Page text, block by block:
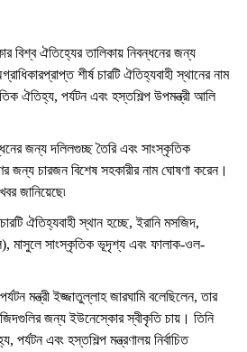
বিশ্ব ঐতিহ্যের তালিকায় নিবন্ধনের জন্য
শীর্ষ চারটি ঐতিহ্যবাহী স্থানের নাম
ঐতিহ্য, পর্যটন এবং হস্তশিল্প উপমন্ত্রী আলি
জন্য দলিলগুচ্ছ তৈরি এবং সাংস্কৃতিক
জন্য চারজন বিশেষ সহকারীর নাম ঘোষণা করেন।
জানিয়েছে৷
ঐতিহ্যবাহী স্থান হচ্ছে, ইরানি মসজিদ,
মাসুলে সাংস্কৃতিক ভূদৃশ্য এবং ফালাক-ওল-
মন্ত্রী ইজ্জাতুল্লাহ জারঘামি বলেছিলেন, তার
জন্য ইউনেস্কোর স্বীকৃতি চায়। তিনি
এবং হস্তশিল্প মন্ত্রণালয় নির্বাচিত